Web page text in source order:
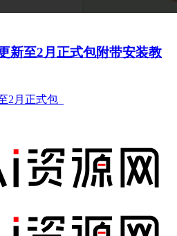
新至2月正式包附带安装教
2月正式包